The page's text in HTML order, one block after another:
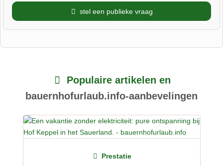
stel een publieke vraag
E-mailadres (wordt niet gepubliceerd)
Populaire artikelen en
bauernhofurlaub.info-aanbevelingen
Prestatie